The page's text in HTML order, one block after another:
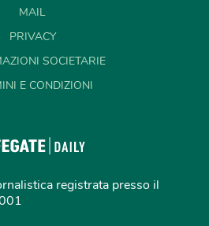
MAIL
PRIVACY
SOCIETARIE
E CONDIZIONI
registrata presso il